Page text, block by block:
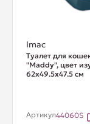
Imac
Туалет для
"Maddy", цвет
62х49.5х47.5 см
Артикул44060S